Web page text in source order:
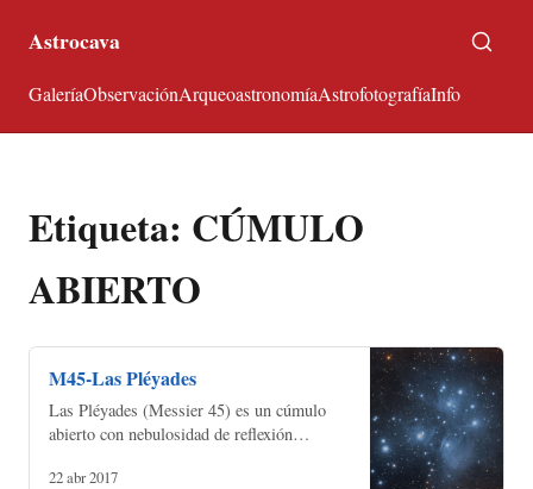
Astrocava
GaleríaObservaciónArqueoastronomíaAstrofotografíaInfo
Etiqueta: CÚMULO
ABIERTO
M45-Las Pléyades
Las Pléyades (Messier 45) es un cúmulo
abierto con nebulosidad de reflexión
22 abr 2017